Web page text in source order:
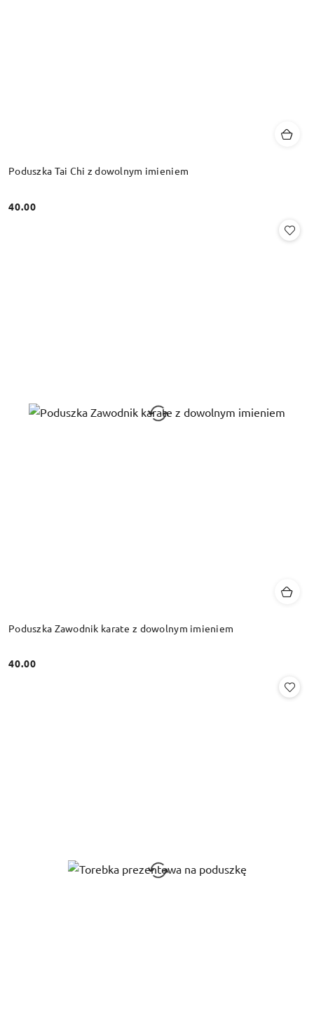
Poduszka Tai Chi z dowolnym imieniem
Cena:
40.00
Poduszka Zawodnik karate z dowolnym imieniem
Cena:
40.00